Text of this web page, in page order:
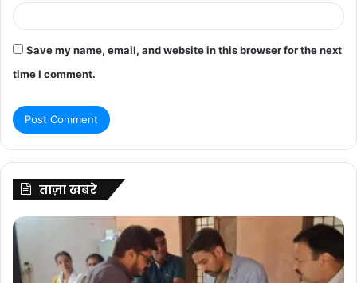
Save my name, email, and website in this browser for the next
time I comment.
ताज़ा खबरे